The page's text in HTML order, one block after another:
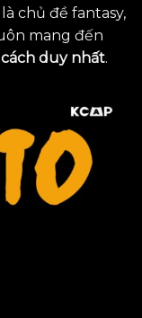
chủ đề fantasy,
mang đến
cách duy nhất.